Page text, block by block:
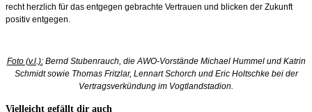
recht herzlich für das entgegen gebrachte Vertrauen und blicken der Zukunft
positiv entgegen.
Foto (v.l.):Bernd Stubenrauch, die AWO-Vorstände Michael Hummel und Katrin
Schmidt sowie Thomas Fritzlar, Lennart Schorch und Eric Holtschke bei der
Vertragsverkündung im Vogtlandstadion.
Vielleicht gefällt dir auch